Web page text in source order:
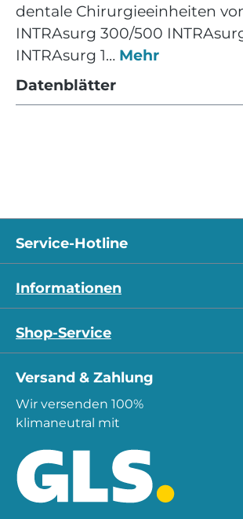
dentale Chirurgieeinheiten
INTRAsurg 300/500
INTRAsurg 1… Mehr
Datenblätter
Service-Hotline
Informationen
Shop-Service
Versand & Zahlung
Wir versenden 100%
klimaneutral mit